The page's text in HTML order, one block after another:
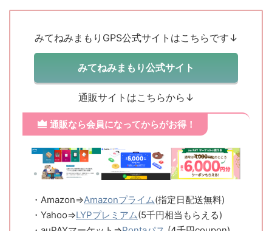
みてねみまもりGPS公式サイトはこちらです↓
みてねみまもり公式サイト
通販サイトはこちらから↓
通販なら会員になってからがお得！
・Amazon⇒Amazonプライム(指定日配送無料)
・Yahoo⇒LYPプレミアム(5千円相当もらえる)